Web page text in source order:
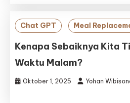
Kenapa
Sebaiknya
Tidak
Nasi
Malam
Chat GPT Meal
Kenapa Sebaiknya Kita
Waktu Malam?
Oktober 1, 2025 Yohan